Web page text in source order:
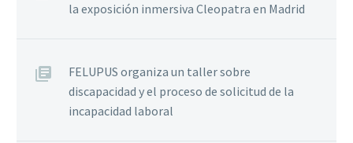
la exposición inmersiva Cleopatra en Madrid
FELUPUS organiza un taller sobre
discapacidad y el proceso de solicitud de la
incapacidad laboral